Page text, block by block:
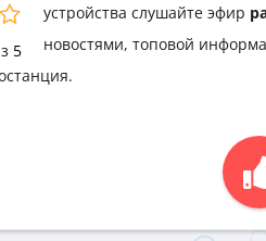
5
устройства слушайте эфир
новостями, топовой